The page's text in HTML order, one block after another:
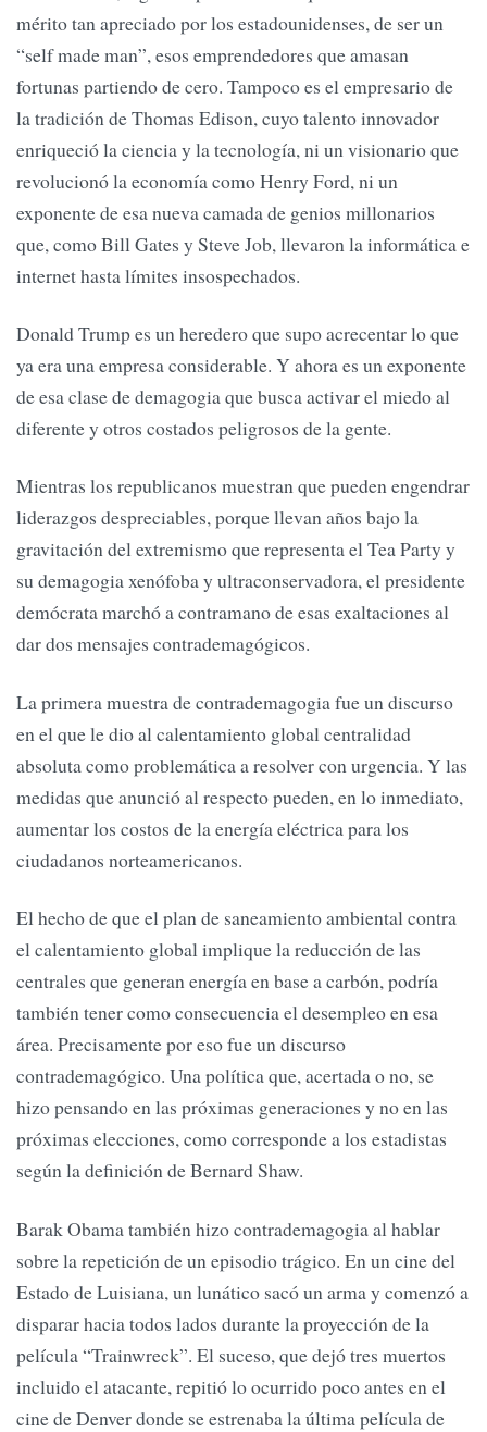
mérito tan apreciado por los estadounidenses, de ser un
“self made man”, esos emprendedores que amasan
fortunas partiendo de cero. Tampoco es el empresario de
la tradición de Thomas Edison, cuyo talento innovador
enriqueció la ciencia y la tecnología, ni un visionario que
revolucionó la economía como Henry Ford, ni un
exponente de esa nueva camada de genios millonarios
que, como Bill Gates y Steve Job, llevaron la informática e
internet hasta límites insospechados.
Donald Trump es un heredero que supo acrecentar lo que
ya era una empresa considerable. Y ahora es un exponente
de esa clase de demagogia que busca activar el miedo al
diferente y otros costados peligrosos de la gente.
Mientras los republicanos muestran que pueden engendrar
liderazgos despreciables, porque llevan años bajo la
gravitación del extremismo que representa el Tea Party y
su demagogia xenófoba y ultraconservadora, el presidente
demócrata marchó a contramano de esas exaltaciones al
dar dos mensajes contrademagógicos.
La primera muestra de contrademagogia fue un discurso
en el que le dio al calentamiento global centralidad
absoluta como problemática a resolver con urgencia. Y las
medidas que anunció al respecto pueden, en lo inmediato,
aumentar los costos de la energía eléctrica para los
ciudadanos norteamericanos.
El hecho de que el plan de saneamiento ambiental contra
el calentamiento global implique la reducción de las
centrales que generan energía en base a carbón, podría
también tener como consecuencia el desempleo en esa
área. Precisamente por eso fue un discurso
contrademagógico. Una política que, acertada o no, se
hizo pensando en las próximas generaciones y no en las
próximas elecciones, como corresponde a los estadistas
según la definición de Bernard Shaw.
Barak Obama también hizo contrademagogia al hablar
sobre la repetición de un episodio trágico. En un cine del
Estado de Luisiana, un lunático sacó un arma y comenzó a
disparar hacia todos lados durante la proyección de la
película “Trainwreck”. El suceso, que dejó tres muertos
incluido el atacante, repitió lo ocurrido poco antes en el
cine de Denver donde se estrenaba la última película de